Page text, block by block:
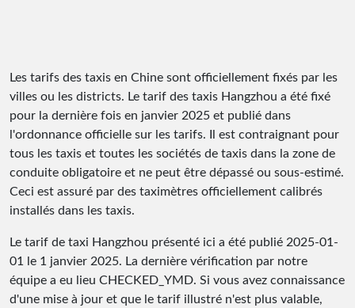
Les tarifs des taxis en Chine sont officiellement fixés par les
villes ou les districts. Le tarif des taxis Hangzhou a été fixé
pour la dernière fois en janvier 2025 et publié dans
l'ordonnance officielle sur les tarifs. Il est contraignant pour
tous les taxis et toutes les sociétés de taxis dans la zone de
conduite obligatoire et ne peut être dépassé ou sous-estimé.
Ceci est assuré par des taximètres officiellement calibrés
installés dans les taxis.
Le tarif de taxi Hangzhou présenté ici a été publié 2025-01-
01
le 1 janvier 2025. La dernière vérification par notre
équipe a eu lieu CHECKED_YMD. Si vous avez connaissance
d'une mise à jour et que le tarif illustré n'est plus valable,